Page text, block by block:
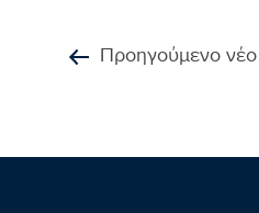
Προηγούμενο νέο